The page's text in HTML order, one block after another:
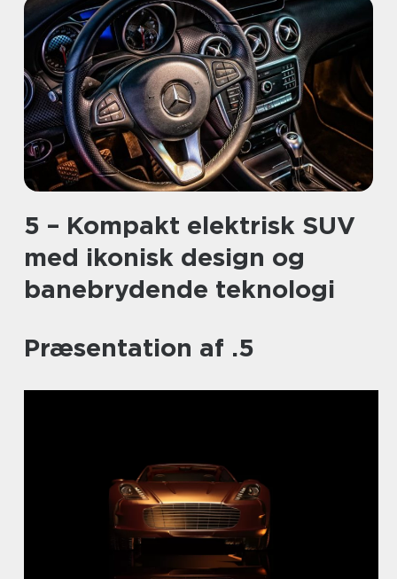
5 – Kompakt elektrisk SUV
med ikonisk design og
banebrydende teknologi
Præsentation af .5